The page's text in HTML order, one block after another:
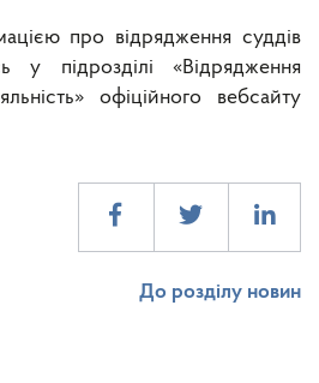
про відрядження суддів
у підрозділі «Відрядження
офіційного вебсайту
До розділу новин